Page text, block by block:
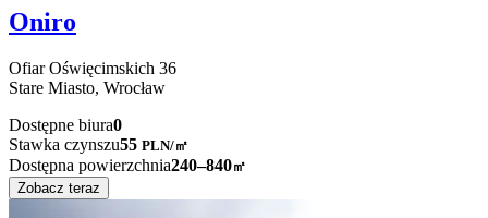
Oniro
Ofiar Oświęcimskich 36
Stare Miasto, Wrocław
Dostępne biura0
Stawka czynszu55 PLN/㎡
Dostępna powierzchnia240–840㎡
Zobacz teraz